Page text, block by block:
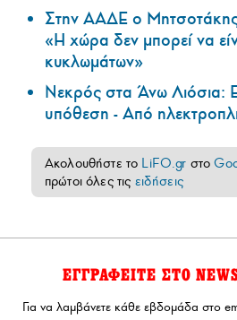
Στην ΑΑΔΕ ο
«Η χώρα δεν μπορεί να
κυκλωμάτων»
Νεκρός στα Άνω Λιόσια:
υπόθεση - Από
Ακολουθήστε το LiFO.gr στο
πρώτοι όλες τις ειδήσεις
ΕΓΓΡΑΦΕΙΤΕ ΣΤΟ
Για να λαμβάνετε κάθε εβδομάδα στο